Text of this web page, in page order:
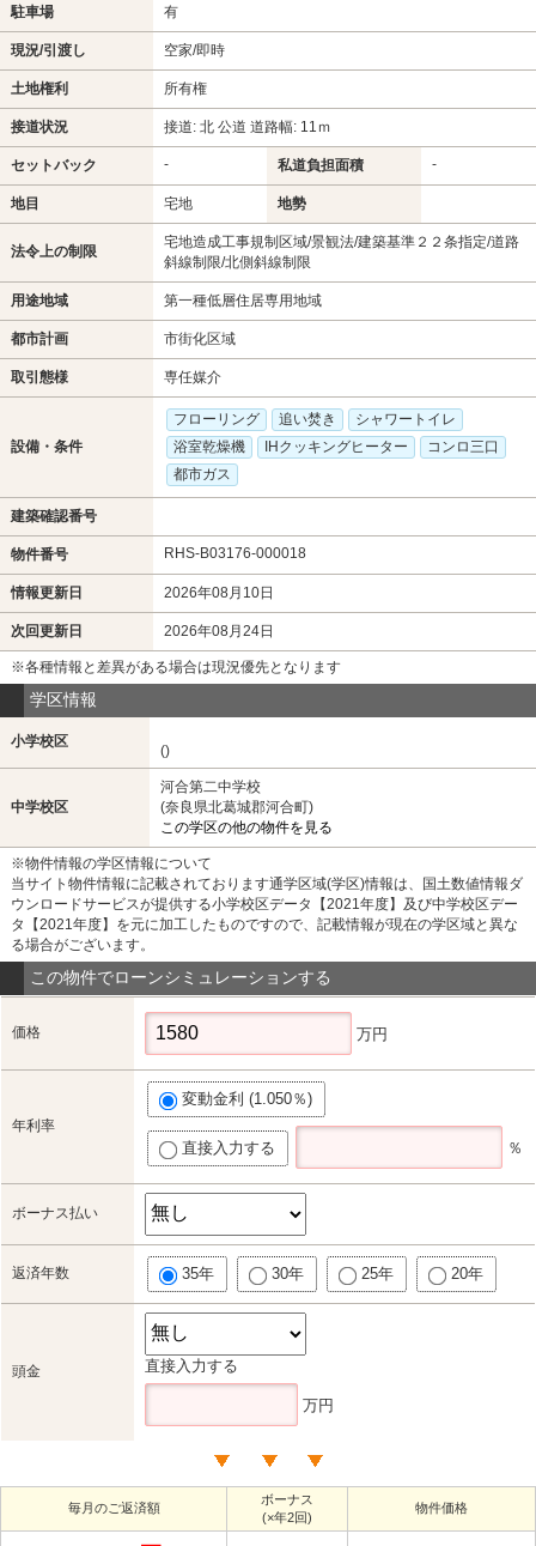
駐車場 有
現況/引渡し 空家/即時
土地権利 所有権
接道状況 接道: 北 公道 道路幅: 11ｍ
セットバック - 私道負担面積 -
地目 宅地 地勢
法令上の制限
宅地造成工事規制区域/景観法/建築基準２２条指定/道路
斜線制限/北側斜線制限
用途地域 第一種低層住居専用地域
都市計画 市街化区域
取引態様 専任媒介
設備・条件
フローリング 追い焚き
シャワートイレ
浴室乾燥機
IHクッキングヒーター
コンロ三口
都市ガス
建築確認番号
物件番号 RHS-B03176-000018
情報更新日 2026年08月10日
次回更新日 2026年08月24日
※各種情報と差異がある場合は現況優先となります
学区情報
小学校区
()
中学校区
河合第二中学校
(奈良県北葛城郡河合町)
この学区の他の物件を見る
※物件情報の学区情報について
当サイト物件情報に記載されております通学区域(学区)情報は、国土数値情報ダ
ウンロードサービスが提供する小学校区データ【2021年度】及び中学校区デー
タ【2021年度】を元に加工したものですので、記載情報が現在の学区域と異な
る場合がございます。
この物件でローンシミュレーションする
価格 万円
年利率
変動金利 (1.050％)
直接入力する ％
ボーナス払い
返済年数 35年 30年 25年 20年
頭金 直接入力する
万円
毎月のご返済額
ボーナス
(×年2回)
物件価格